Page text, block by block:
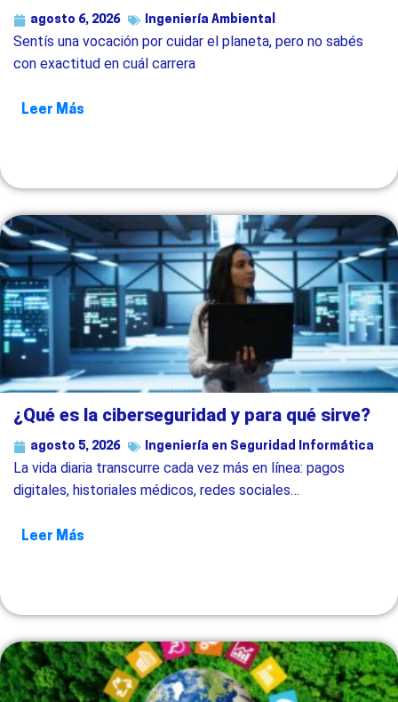
agosto 6, 2026 Ingeniería Ambiental
Sentís una vocación por cuidar el planeta, pero no sabés
con exactitud en cuál carrera
Leer Más
¿Qué es la ciberseguridad y para qué sirve?
agosto 5, 2026 Ingeniería en Seguridad Informática
La vida diaria transcurre cada vez más en línea: pagos
digitales, historiales médicos, redes sociales…
Leer Más